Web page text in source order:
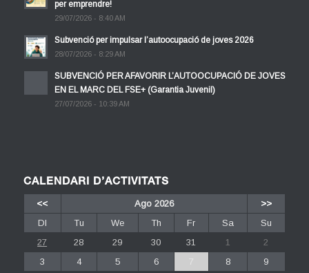
per emprendre!
29/07/2026 - 8:40 AM
Subvenció per impulsar l’autoocupació de joves 2026
28/07/2026 - 8:29 AM
SUBVENCIÓ PER AFAVORIR L’AUTOOCUPACIÓ DE JOVES
EN EL MARC DEL FSE+ (Garantia Juvenil)
27/07/2026 - 10:39 AM
CALENDARI D’ACTIVITATS
<< Ago 2026
>>
Dl
Tu We Th Fr Sa
Su
27
28 29 30 31 1
2
3
4 5 6 7 8
9